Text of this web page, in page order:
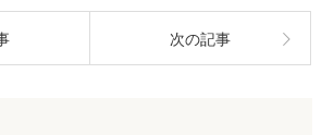
次の記事